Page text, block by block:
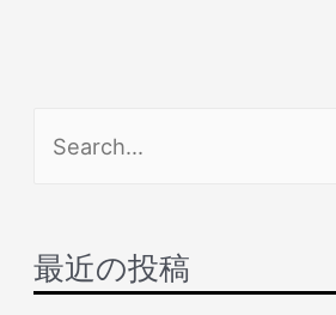
象
:
最近の投稿